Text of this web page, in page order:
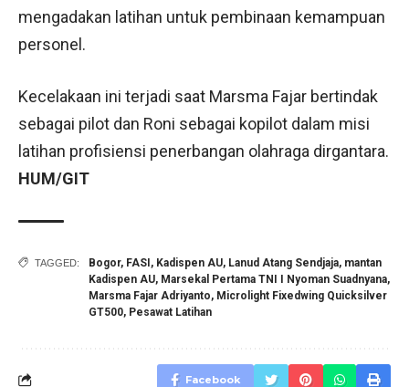
mengadakan latihan untuk pembinaan kemampuan
personel.
Kecelakaan ini terjadi saat Marsma Fajar bertindak
sebagai pilot dan Roni sebagai kopilot dalam misi
latihan profisiensi penerbangan olahraga dirgantara.
HUM/GIT
TAGGED: Bogor, FASI, Kadispen AU, Lanud Atang Sendjaja, mantan
Kadispen AU, Marsekal Pertama TNI I Nyoman Suadnyana,
Marsma Fajar Adriyanto, Microlight Fixedwing Quicksilver
GT500, Pesawat Latihan
Facebook